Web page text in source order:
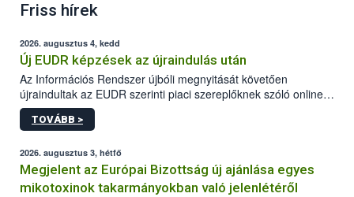
Friss hírek
2026. augusztus 4, kedd
Új EUDR képzések az újraindulás után
Az Információs Rendszer újbóli megnyitását követően
újraindultak az EUDR szerinti piaci szereplőknek szóló online
képzések.
TOVÁBB >
2026. augusztus 3, hétfő
Megjelent az Európai Bizottság új ajánlása egyes
mikotoxinok takarmányokban való jelenlétéről